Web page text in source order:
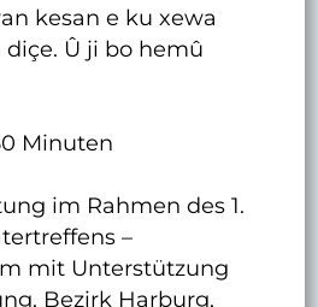
kesan e ku xewa
Û ji bo hemû
Minuten
im Rahmen des 1.
–
mit Unterstützung
Bezirk Harburg,